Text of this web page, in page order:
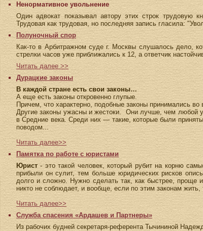
Ненормативное увольнение
Один адвокат показывал автору этих строк трудовую
Трудовая как трудовая, но последняя запись гласила:
Полуночный спор
Как-то в Арбитражном суде г. Москвы слушалось дело,
стрелки часов уже приближались к 12, а ответчик
Читать далее >>
Дурацкие законы
В каждой стране есть свои законы…
А еще есть законы откровенно глупые.
Причем, что характерно, подобные законы принимались во
Другие законы ужасны и жестоки. Они лучше, чем любой
в Средние века. Среди них — такие, которые были
поводом...
Читать далее>>
Памятка по работе с юристами
Юрист - это такой человек, который рубит на корню
прибыли он сулит, тем больше юридических рисков
долго и сложно. Нужно сделать так, как быстрее, проще
никто не соблюдает, и вообще, если по этим законам
Читать далее>>
Служба спасения «Ардашев и Партнеры»
Из рабочих будней секретаря-референта Тычининой